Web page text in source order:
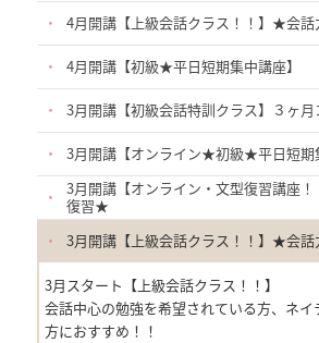
・
4月開講【上級会話クラス！！】★会
・ 4月開講【初級★平日短期集中講座】
・ 3月開講【初級会話特訓クラス】３ヶ月
・ 3月開講【オンライン★初級★平日短期
・
3月開講【オンライン・文型復習講座
復習★
・
3月開講【上級会話クラス！！】★会
3月スタート【上級会話クラス！！】
会話中心の勉強を希望されている方、ネイ
方におすすめ！！